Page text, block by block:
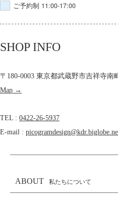
ご予約制 11:00-17:00
SHOP INFO
〒180-0003 東京都武蔵野市吉祥寺南
Map →
TEL : 0422-26-5937
E-mail :
ABOUT 私たちについて